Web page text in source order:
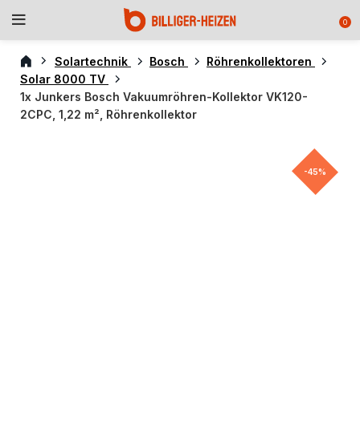
0
Solartechnik Bosch
Röhrenkollektoren
Solar 8000 TV
1x Junkers Bosch Vakuumröhren-Kollektor VK120-
2CPC, 1,22 m², Röhrenkollektor
-45%